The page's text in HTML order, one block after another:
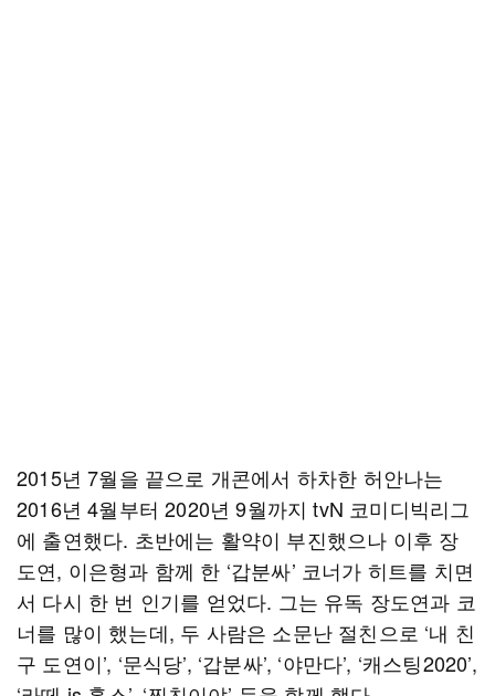
2015년 7월을 끝으로 개콘에서 하차한 허안나는
2016년 4월부터 2020년 9월까지 tvN 코미디빅리그
에 출연했다. 초반에는 활약이 부진했으나 이후 장
도연, 이은형과 함께 한 ‘갑분싸’ 코너가 히트를 치면
서 다시 한 번 인기를 얻었다. 그는 유독 장도연과 코
너를 많이 했는데, 두 사람은 소문난 절친으로 ‘내 친
구 도연이’, ‘문식당’, ‘갑분싸’, ‘야만다’, ‘캐스팅2020’,